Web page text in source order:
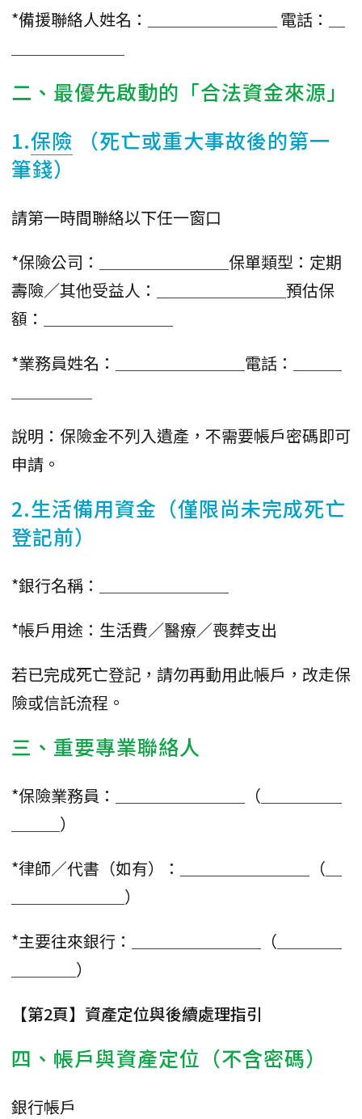
*備援聯絡人姓名：＿＿＿＿＿＿＿＿ 電話：＿
二、最優先啟動的「合法資金來源」
1.保險
（死亡或重大事故後的第一
筆錢）
請第一時間聯絡以下任一窗口
*保險公司：＿＿＿＿＿＿＿＿保單類型：定期
壽險／其他受益人：＿＿＿＿＿＿＿＿預估保
額：＿＿＿＿＿＿＿＿
*業務員姓名：＿＿＿＿＿＿＿＿電話：＿＿＿
說明：保險金不列入遺產，不需要帳戶密碼即可
申請。
2.生活備用資金（僅限尚未完成死亡
登記前）
*銀行名稱：＿＿＿＿＿＿＿＿
*帳戶用途：生活費／醫療／喪葬支出
若已完成死亡登記，請勿再動用此帳戶，改走保
險或信託流程。
三、重要專業聯絡人
*保險業務員：＿＿＿＿＿＿＿＿（＿＿＿＿＿
＿＿＿）
*律師／代書（如有）：＿＿＿＿＿＿＿＿（＿
＿＿＿＿＿＿＿）
*主要往來銀行：＿＿＿＿＿＿＿＿（＿＿＿＿
＿＿＿＿）
【第2頁】資產定位與後續處理指引
四、帳戶與資產定位（不含密碼）
銀行帳戶